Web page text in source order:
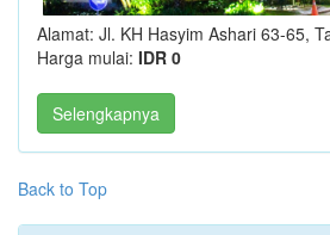
Alamat: Jl. KH Hasyim Ashari 63-65,
Harga mulai: IDR 0
Selengkapnya
Back to Top